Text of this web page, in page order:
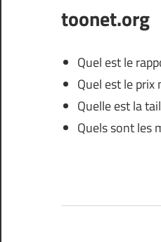
toonet.org
Quel est le
Quel est le
Quelle est la
Quels sont les